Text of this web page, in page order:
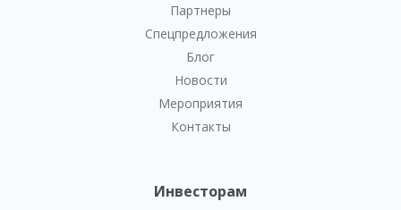
Партнеры
Спецпредложения
Блог
Новости
Мероприятия
Контакты
Инвесторам